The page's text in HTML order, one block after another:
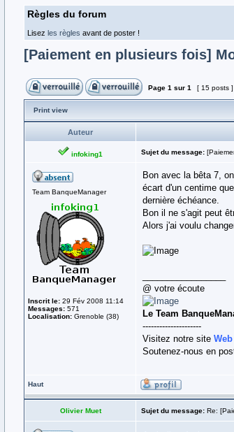
Règles du forum
Lisez les règles avant de poster !
[Paiement en plusieurs fois]
Page 1 sur 1 [ 15 posts ]
Print view
Auteur
infoking1 Sujet du message:
Team BanqueManager
Inscrit le: 29 Fév 2008 11:14
Messages: 571
Localisation: Grenoble (38)
Bon avec la bêta 7,
écart d'un centime
dernière échéance.
Bon il ne s'agit peut
Alors j'ai voulu
@ votre écoute
Le Team
---------------------
Visitez notre site Web
Soutenez-nous en
Haut
Olivier Muet Sujet du message: Re: